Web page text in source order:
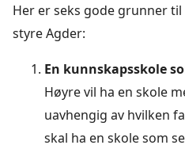
Her er seks gode grunner
styre Agder:
En kunnskapsskole
Høyre vil ha en skole
uavhengig av hvilken
skal ha en skole som